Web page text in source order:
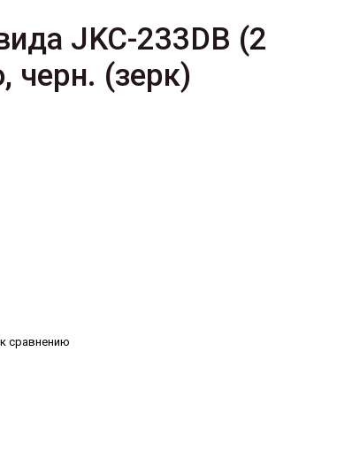
JKC-233DB (2
черн. (зерк)
сравнению